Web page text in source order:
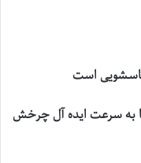
است
به سرعت ایده آل چرخش